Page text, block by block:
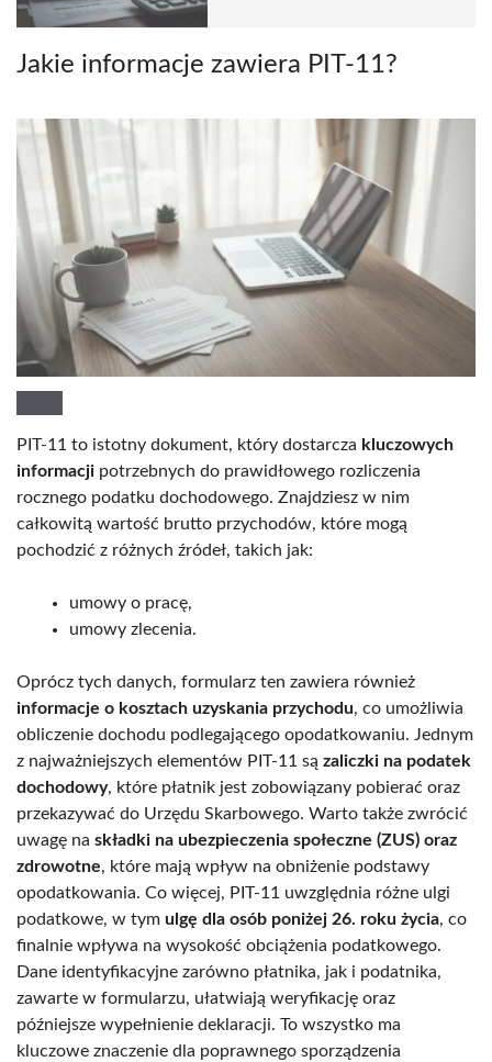
Jakie informacje zawiera PIT-11?
PIT-11 to istotny dokument, który dostarcza kluczowych
informacji potrzebnych do prawidłowego rozliczenia
rocznego podatku dochodowego. Znajdziesz w nim
całkowitą wartość brutto przychodów, które mogą
pochodzić z różnych źródeł, takich jak:
umowy o pracę,
umowy zlecenia.
Oprócz tych danych, formularz ten zawiera również
informacje o kosztach uzyskania przychodu, co umożliwia
obliczenie dochodu podlegającego opodatkowaniu. Jednym
z najważniejszych elementów PIT-11 są zaliczki na podatek
dochodowy, które płatnik jest zobowiązany pobierać oraz
przekazywać do Urzędu Skarbowego. Warto także zwrócić
uwagę na składki na ubezpieczenia społeczne (ZUS) oraz
zdrowotne, które mają wpływ na obniżenie podstawy
opodatkowania. Co więcej, PIT-11 uwzględnia różne ulgi
podatkowe, w tym ulgę dla osób poniżej 26. roku życia, co
finalnie wpływa na wysokość obciążenia podatkowego.
Dane identyfikacyjne zarówno płatnika, jak i podatnika,
zawarte w formularzu, ułatwiają weryfikację oraz
późniejsze wypełnienie deklaracji. To wszystko ma
kluczowe znaczenie dla poprawnego sporządzenia